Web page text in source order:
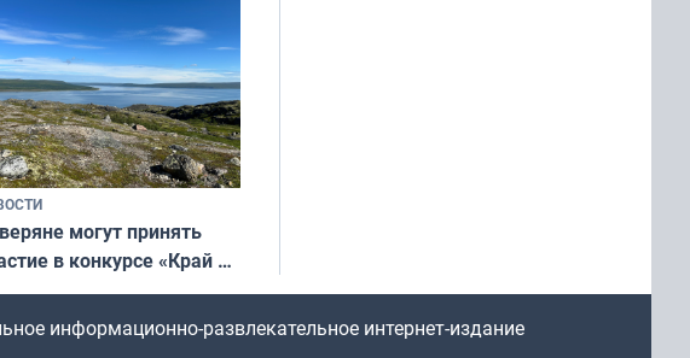
могут принять
в конкурсе «Край у
границы: фотогид
округу»
информационно-развлекательное интернет-издание